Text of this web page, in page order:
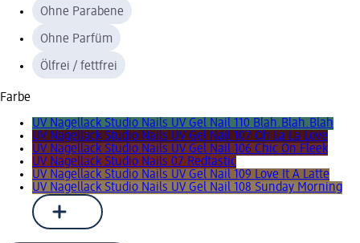
Ohne Parabene
Ohne Parfüm
Ölfrei / fettfrei
Farbe
UV Nagellack Studio Nails UV Gel Nail 110 Blah.Blah.Blah
UV Nagellack Studio Nails UV Gel Nail 107 Oh La La Love
UV Nagellack Studio Nails UV Gel Nail 106 Chic On Fleek
UV Nagellack Studio Nails 07 Redtastic
UV Nagellack Studio Nails UV Gel Nail 109 Love It A Latte
UV Nagellack Studio Nails UV Gel Nail 108 Sunday Morning